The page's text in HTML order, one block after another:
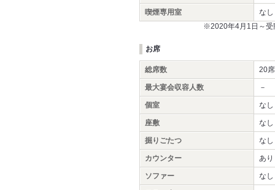
喫煙専用室
なし
※2020年4月1日～受
お席
総席数 20席
最大宴会収容人数 －
個室 なし
座敷 なし
掘りごたつ なし
カウンター あり
ソファー なし